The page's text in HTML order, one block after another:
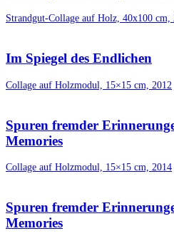
Strandgut-Collage auf Holz, 40x100 cm,
Im Spiegel des Endlichen
Collage auf Holzmodul, 15×15 cm, 2012
Spuren fremder
Memories
Collage auf Holzmodul, 15×15 cm, 2014
Spuren fremder
Memories